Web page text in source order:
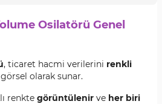
Osilatörü Genel
, ticaret hacmi verilerini renkli
olarak sunar.
renkte görüntülenir ve her biri